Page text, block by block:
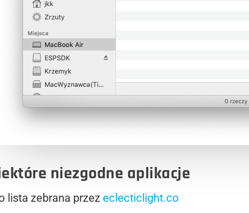
niezgodne aplikacje
lista zebrana przez eclecticlight.co